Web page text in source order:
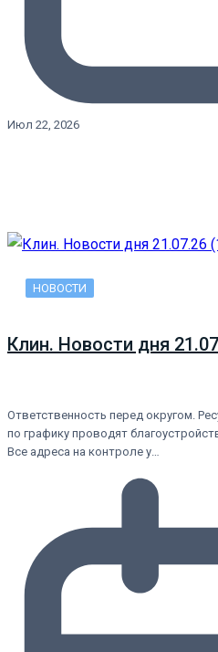
Июл 22, 2026
НОВОСТИ
Клин. Новости дня
Ответственность перед округом.
по графику проводят
Все адреса на контроле у…